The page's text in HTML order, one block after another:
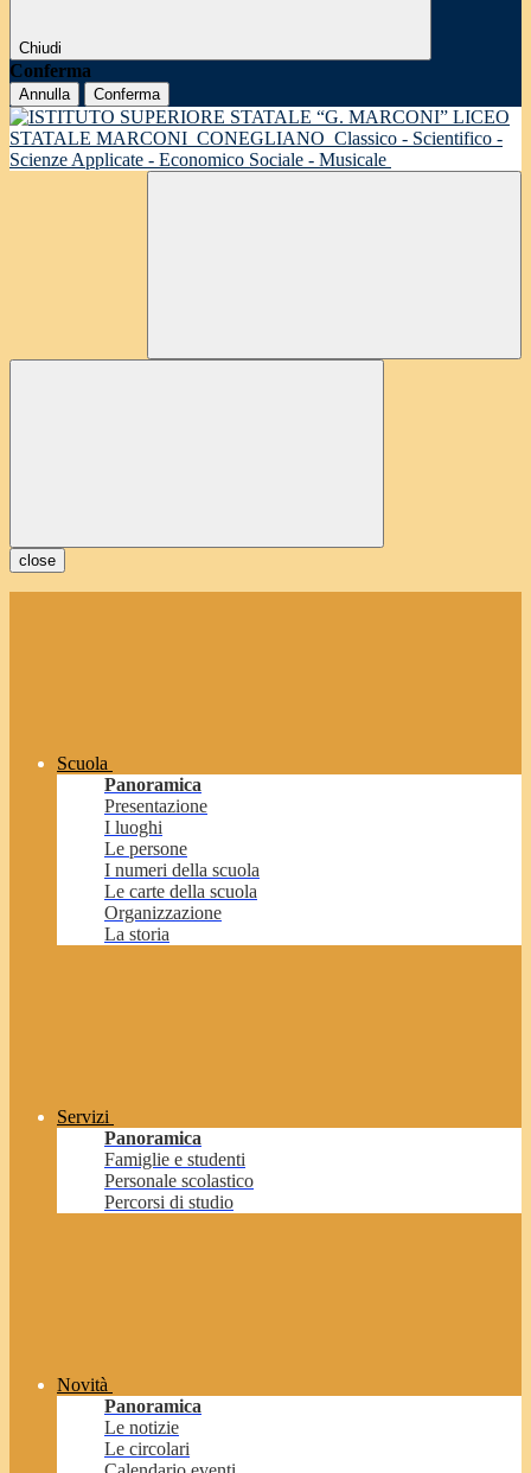
Chiudi
Conferma
Annulla Conferma
LICEO
STATALE MARCONI CONEGLIANO Classico - Scientifico -
Scienze Applicate - Economico Sociale - Musicale
close
Scuola
Panoramica
Presentazione
I luoghi
Le persone
I numeri della scuola
Le carte della scuola
Organizzazione
La storia
Servizi
Panoramica
Famiglie e studenti
Personale scolastico
Percorsi di studio
Novità
Panoramica
Le notizie
Le circolari